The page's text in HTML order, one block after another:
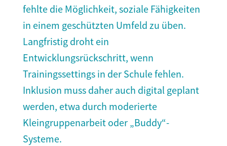
fehlte die Möglichkeit, soziale Fähigkeiten
in einem geschützten Umfeld zu üben.
Langfristig droht ein
Entwicklungsrückschritt, wenn
Trainingssettings in der Schule fehlen.
Inklusion muss daher auch digital geplant
werden, etwa durch moderierte
Kleingruppenarbeit oder „Buddy“-
Systeme.